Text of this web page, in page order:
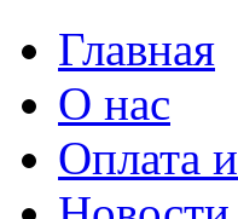
Главная
О нас
Оплата